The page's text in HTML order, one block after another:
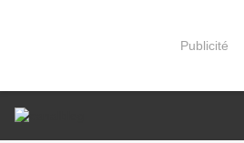
Publicité